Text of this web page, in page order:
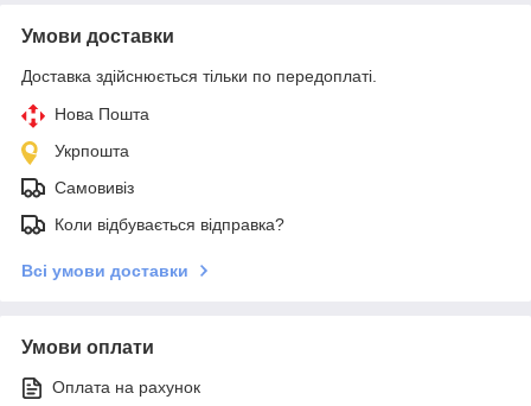
Умови доставки
Доставка здійснюється тільки по передоплаті.
Нова Пошта
Укрпошта
Самовивіз
Коли відбувається відправка?
Всі умови доставки
Умови оплати
Оплата на рахунок